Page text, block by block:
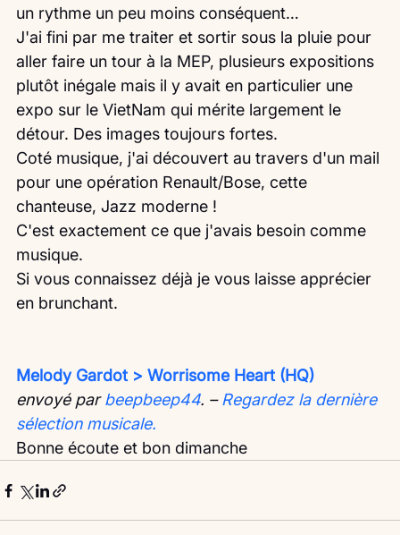
un rythme un peu moins conséquent…
J'ai fini par me traiter et sortir sous la pluie pour
aller faire un tour à la MEP, plusieurs expositions
plutôt inégale mais il y avait en particulier une
expo sur le VietNam qui mérite largement le
détour. Des images toujours fortes.
Coté musique, j'ai découvert au travers d'un mail
pour une opération Renault/Bose, cette
chanteuse, Jazz moderne !
C'est exactement ce que j'avais besoin comme
musique.
Si vous connaissez déjà je vous laisse apprécier
en brunchant.
Melody Gardot > Worrisome Heart (HQ)
envoyé par beepbeep44. – Regardez la dernière
sélection musicale.
Bonne écoute et bon dimanche